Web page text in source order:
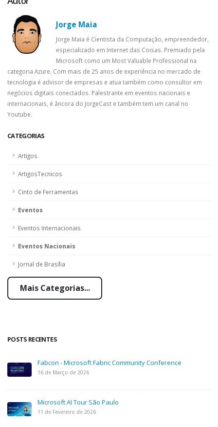
CATEGORIAS
Artigos
ArtigosTecnicos
Cinto de Ferramentas
Eventos
Eventos Internacionais
Eventos Nacionais
Jornal de Brasília
Mais Categorias...
POSTS RECENTES
Fabcon - Microsoft Fabric Community Conference
16 de Março de 2026
Microsoft AI Tour São Paulo
11 de Fevereiro de 2026
Jorge Maia
Jorge Maia é Cientista da Computação, empreendedor,
especializado em Internet das Coisas. Premiado pela
Microsoft como um Most Valuable Professional na
categoria Azure. Com mais de 25 anos de experiência no mercado de
tecnologia é advisor de empresas e atua também como consultor em
negócios digitais conectados. Palestrante em eventos nacionais e
internacionais, é âncora do JorgeCast e também tem um canal no
Youtube.